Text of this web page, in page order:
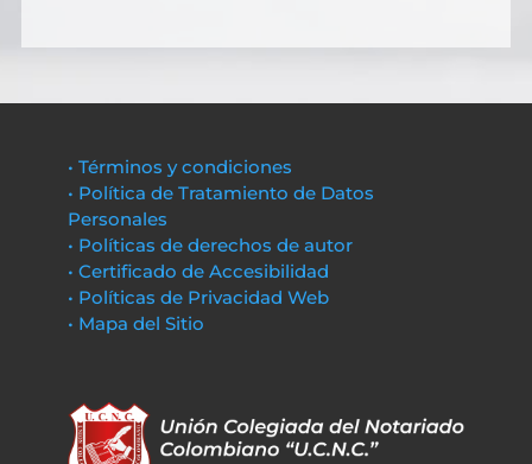
• Términos y condiciones
• Política de Tratamiento de Datos
Personales
• Políticas de derechos de autor
• Certificado de Accesibilidad
• Políticas de Privacidad Web
• Mapa del Sitio